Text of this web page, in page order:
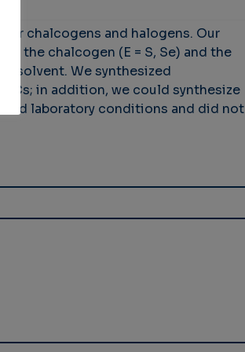
chalcogens and halogens. Our
the chalcogen (E = S, Se) and the
solvent. We synthesized
NCs; in addition, we could synthesize
laboratory conditions and did not